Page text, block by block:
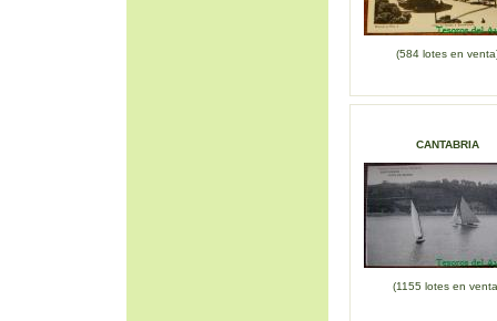
(584 lotes en
CANTABRIA
(1155 lotes en